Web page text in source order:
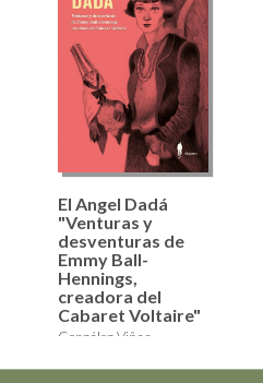
El Angel Dadá
"Venturas y
desventuras de
Emmy Ball-
Hennings,
creadora del
Cabaret Voltaire"
González Viñas,